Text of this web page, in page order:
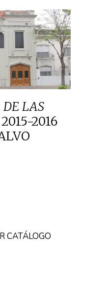
LAS
2015-2016
CATÁLOGO